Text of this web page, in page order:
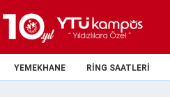
YEMEKHANE RING SAATLERI